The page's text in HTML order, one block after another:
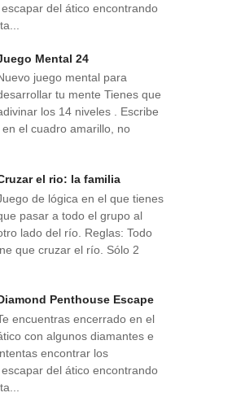
del ático encontrando
Mental 24
juego mental para
tu mente Tienes que
los 14 niveles . Escribe
el cuadro amarillo, no
el rio: la familia
de lógica en el que tienes
pasar a todo el grupo al
lado del río. Reglas: Todo
que cruzar el río. Sólo 2
Penthouse Escape
encuentras encerrado en el
con algunos diamantes e
encontrar los
del ático encontrando